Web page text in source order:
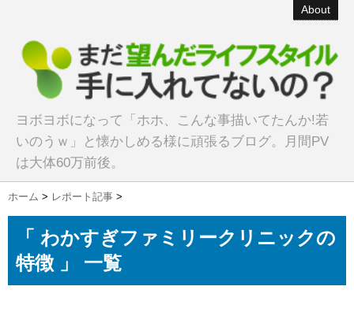
About
ヨボヨボになって「ホホ、こんな事描いてたんか!若
いのうｗ」と懐かしめる様に頑張るブログ。月間PV
は大体60万前後。
ホーム > レポート記事 >
「 わかすぎファミリークリニックの
特徴 」 一覧